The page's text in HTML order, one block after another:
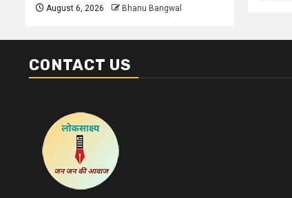
August 6, 2026 Bhanu Bangwal
CONTACT US